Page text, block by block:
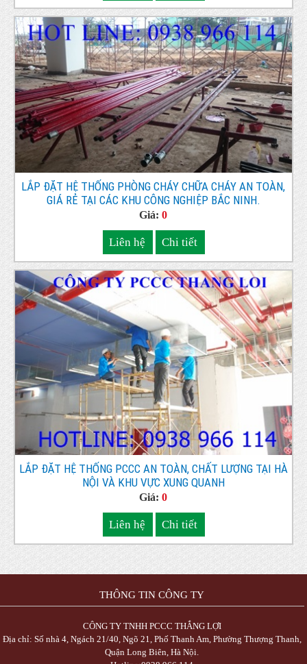
LẮP ĐẶT HỆ THỐNG PHÒNG CHÁY CHỮA CHÁY AN TOÀN,
GIÁ RẺ TẠI CÁC KHU CÔNG NGHIỆP BẮC NINH.
Giá:0
Liên hệ Chi tiết
LẮP ĐẶT HỆ THỐNG PCCC AN TOÀN, CHẤT LƯỢNG TẠI HÀ
NỘI VÀ KHU VỰC XUNG QUANH
Giá:0
Liên hệ Chi tiết
THÔNG TIN CÔNG TY
CÔNG TY TNHH PCCC THẮNG LỢI
Địa chỉ: Số nhà 4, Ngách 21/40, Ngõ 21, Phố Thanh Am, Phường Thượng Thanh,
Quận Long Biên, Hà Nội.